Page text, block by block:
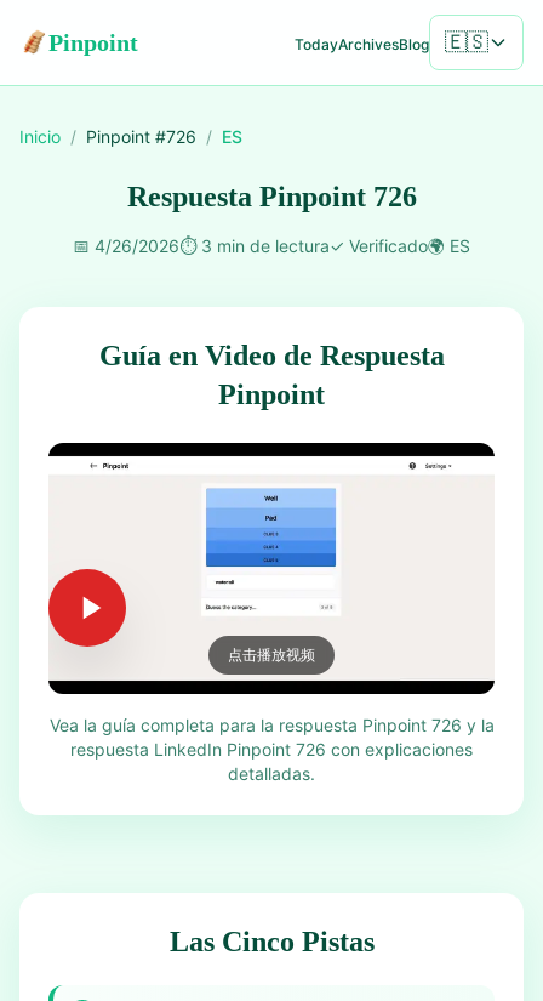
Pinpoint TodayArchivesBlog 🇪🇸
Inicio / Pinpoint #726 / ES
Respuesta Pinpoint 726
📅 4/26/2026⏱️ 3 min de lectura✓ Verificado🌍 ES
Guía en Video de Respuesta
Pinpoint
点击播放视频
Vea la guía completa para la respuesta Pinpoint 726 y la
respuesta LinkedIn Pinpoint 726 con explicaciones
detalladas.
Las Cinco Pistas